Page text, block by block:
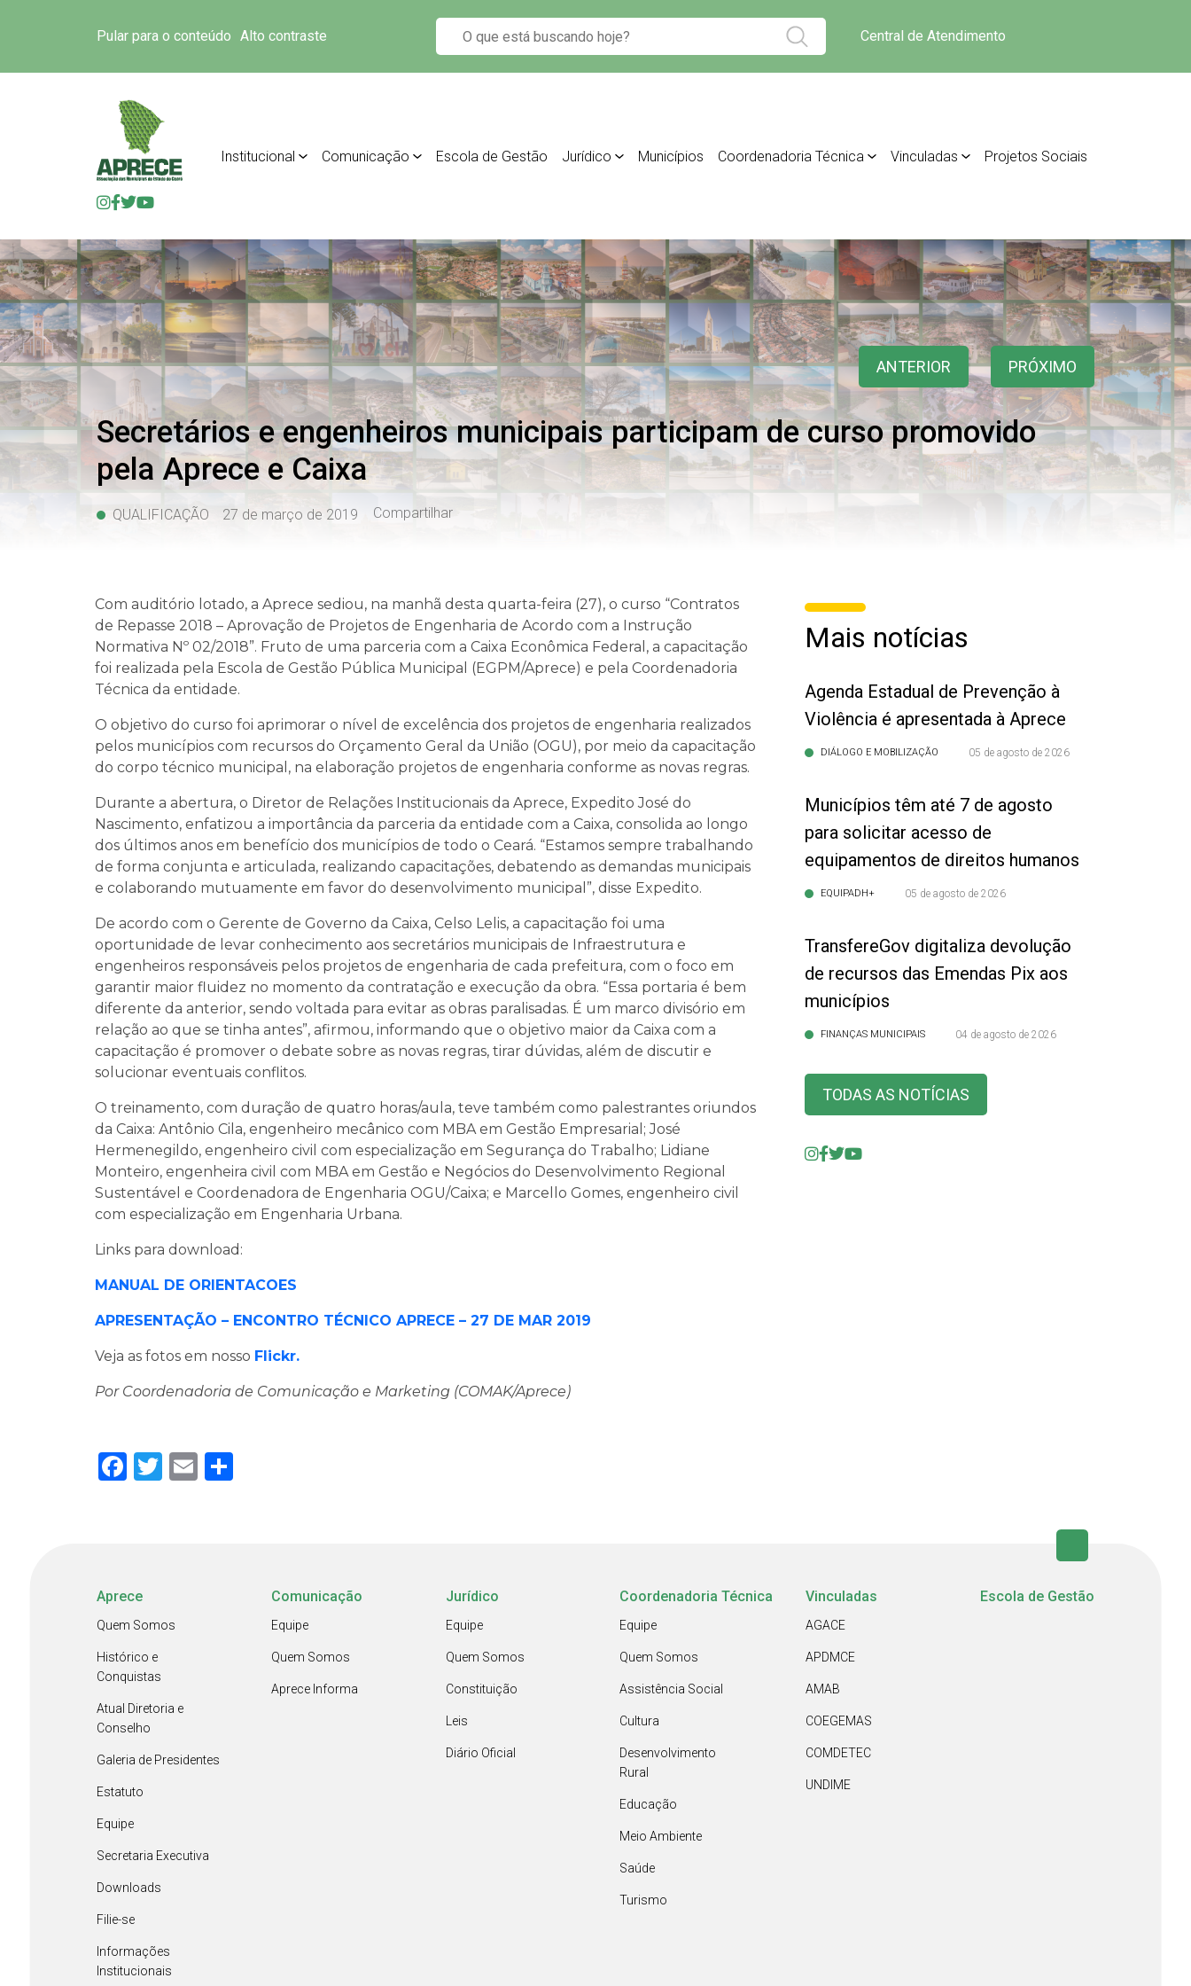
Pular para o conteúdo Alto contraste Central de Atendimento
Institucional Comunicação Escola de Gestão Jurídico Municípios Coordenadoria Técnica Vinculadas Projetos Sociais
ANTERIOR PRÓXIMO
Secretários e engenheiros municipais participam de curso promovido
pela Aprece e Caixa
QUALIFICAÇÃO 27 de março de 2019 Compartilhar
Com auditório lotado, a Aprece sediou, na manhã desta quarta-feira (27), o curso “Contratos
de Repasse 2018 – Aprovação de Projetos de Engenharia de Acordo com a Instrução
Normativa Nº 02/2018”. Fruto de uma parceria com a Caixa Econômica Federal, a capacitação
foi realizada pela Escola de Gestão Pública Municipal (EGPM/Aprece) e pela Coordenadoria
Técnica da entidade.
O objetivo do curso foi aprimorar o nível de excelência dos projetos de engenharia realizados
pelos municípios com recursos do Orçamento Geral da União (OGU), por meio da capacitação
do corpo técnico municipal, na elaboração projetos de engenharia conforme as novas regras.
Durante a abertura, o Diretor de Relações Institucionais da Aprece, Expedito José do
Nascimento, enfatizou a importância da parceria da entidade com a Caixa, consolida ao longo
dos últimos anos em benefício dos municípios de todo o Ceará. “Estamos sempre trabalhando
de forma conjunta e articulada, realizando capacitações, debatendo as demandas municipais
e colaborando mutuamente em favor do desenvolvimento municipal”, disse Expedito.
De acordo com o Gerente de Governo da Caixa, Celso Lelis, a capacitação foi uma
oportunidade de levar conhecimento aos secretários municipais de Infraestrutura e
engenheiros responsáveis pelos projetos de engenharia de cada prefeitura, com o foco em
garantir maior fluidez no momento da contratação e execução da obra. “Essa portaria é bem
diferente da anterior, sendo voltada para evitar as obras paralisadas. É um marco divisório em
relação ao que se tinha antes”, afirmou, informando que o objetivo maior da Caixa com a
capacitação é promover o debate sobre as novas regras, tirar dúvidas, além de discutir e
solucionar eventuais conflitos.
O treinamento, com duração de quatro horas/aula, teve também como palestrantes oriundos
da Caixa: Antônio Cila, engenheiro mecânico com MBA em Gestão Empresarial; José
Hermenegildo, engenheiro civil com especialização em Segurança do Trabalho; Lidiane
Monteiro, engenheira civil com MBA em Gestão e Negócios do Desenvolvimento Regional
Sustentável e Coordenadora de Engenharia OGU/Caixa; e Marcello Gomes, engenheiro civil
com especialização em Engenharia Urbana.
Links para download:
MANUAL DE ORIENTACOES
APRESENTAÇÃO – ENCONTRO TÉCNICO APRECE – 27 DE MAR 2019
Veja as fotos em nosso Flickr.
Por Coordenadoria de Comunicação e Marketing (COMAK/Aprece)
Facebook
Twitter
Email
Mais notícias
Agenda Estadual de Prevenção à
Violência é apresentada à Aprece
DIÁLOGO E MOBILIZAÇÃO 05 de agosto de 2026
Municípios têm até 7 de agosto
para solicitar acesso de
equipamentos de direitos humanos
EQUIPADH+ 05 de agosto de 2026
TransfereGov digitaliza devolução
de recursos das Emendas Pix aos
municípios
FINANÇAS MUNICIPAIS 04 de agosto de 2026
TODAS AS NOTÍCIAS
Aprece
Quem Somos
Histórico e
Conquistas
Atual Diretoria e
Conselho
Galeria de Presidentes
Estatuto
Equipe
Secretaria Executiva
Downloads
Filie-se
Informações
Institucionais
Comunicação
Equipe
Quem Somos
Aprece Informa
Jurídico
Equipe
Quem Somos
Constituição
Leis
Diário Oficial
Coordenadoria Técnica
Equipe
Quem Somos
Assistência Social
Cultura
Desenvolvimento
Rural
Educação
Meio Ambiente
Saúde
Turismo
Vinculadas
AGACE
APDMCE
AMAB
COEGEMAS
COMDETEC
UNDIME
Escola de Gestão